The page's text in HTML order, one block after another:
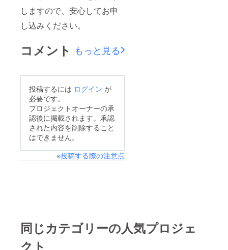
しますので、安心してお申
し込みください。
コメント もっと見る
投稿するには ログイン が
必要です。
プロジェクトオーナーの承
認後に掲載されます。承認
された内容を削除すること
はできません。
※投稿する際の注意点
同じカテゴリーの人気プロジェ
クト